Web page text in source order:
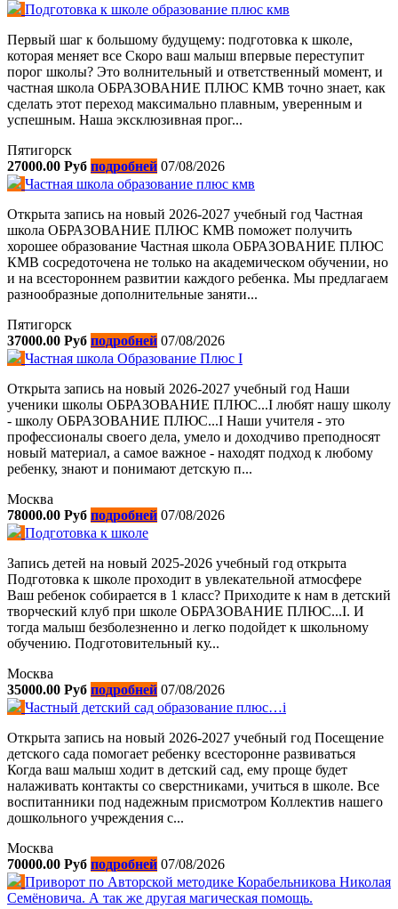
Подготовка к школе образование плюс кмв
Первый шаг к большому будущему: подготовка к школе,
которая меняет все Скоро ваш малыш впервые переступит
порог школы? Это волнительный и ответственный момент, и
частная школа ОБРАЗОВАНИЕ ПЛЮС КМВ точно знает, как
сделать этот переход максимально плавным, уверенным и
успешным. Наша эксклюзивная прог...
Пятигорск
27000.00 Руб подробней 07/08/2026
Частная школа образование плюс кмв
Открыта запись на новый 2026-2027 учебный год Частная
школа ОБРАЗОВАНИЕ ПЛЮС КМВ поможет получить
хорошее образование Частная школа ОБРАЗОВАНИЕ ПЛЮС
КМВ сосредоточена не только на академическом обучении, но
и на всестороннем развитии каждого ребенка. Мы предлагаем
разнообразные дополнительные заняти...
Пятигорск
37000.00 Руб подробней 07/08/2026
Частная школа Образование Плюс I
Открыта запись на новый 2026-2027 учебный год Наши
ученики школы ОБРАЗОВАНИЕ ПЛЮС...I любят нашу школу
- школу ОБРАЗОВАНИЕ ПЛЮС...I Наши учителя - это
профессионалы своего дела, умело и доходчиво преподносят
новый материал, а самое важное - находят подход к любому
ребенку, знают и понимают детскую п...
Москва
78000.00 Руб подробней 07/08/2026
Подготовка к школе
Запись детей на новый 2025-2026 учебный год открыта
Подготовка к школе проходит в увлекательной атмосфере
Ваш ребенок собирается в 1 класс? Приходите к нам в детский
творческий клуб при школе ОБРАЗОВАНИЕ ПЛЮС...I. И
тогда малыш безболезненно и легко подойдет к школьному
обучению. Подготовительный ку...
Москва
35000.00 Руб подробней 07/08/2026
Частный детский сад образование плюс…i
Открыта запись на новый 2026-2027 учебный год Посещение
детского сада помогает ребенку всесторонне развиваться
Когда ваш малыш ходит в детский сад, ему проще будет
налаживать контакты со сверстниками, учиться в школе. Все
воспитанники под надежным присмотром Коллектив нашего
дошкольного учреждения с...
Москва
70000.00 Руб подробней 07/08/2026
Приворот по Авторской методике Корабельникова Николая
Семёновича. А так же другая магическая помощь.